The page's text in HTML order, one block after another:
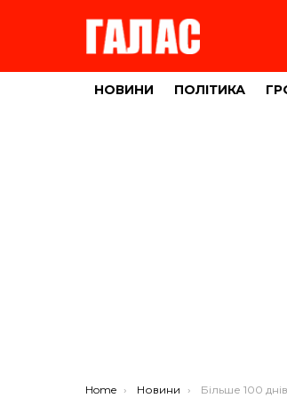
НОВИНИ ПОЛІТИКА
You are here:
Home Новини Більше 100 днів невідомості: